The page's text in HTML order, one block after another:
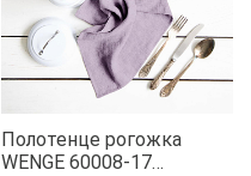
Полотенце рогожка
WENGE 60008-17